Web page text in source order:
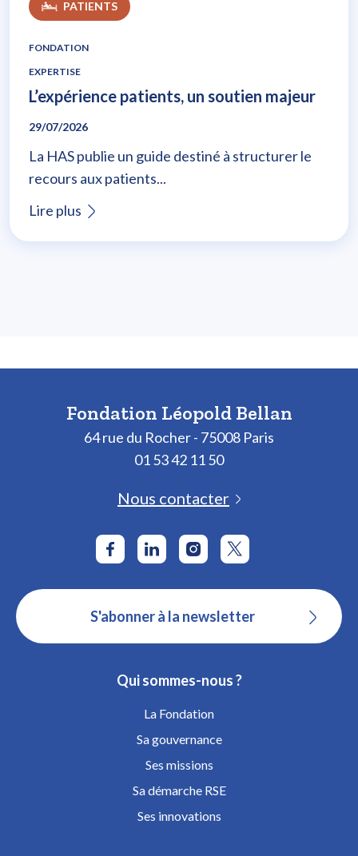
PATIENTS
FONDATION
EXPERTISE
L’expérience patients, un soutien majeur
29/07/2026
La HAS publie un guide destiné à structurer le
recours aux patients...
Lire plus
Fondation Léopold Bellan
64 rue du Rocher - 75008 Paris
01 53 42 11 50
Nous contacter
S'abonner à la newsletter
Qui sommes-nous ?
La Fondation
Sa gouvernance
Ses missions
Sa démarche RSE
Ses innovations